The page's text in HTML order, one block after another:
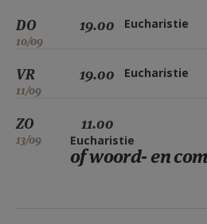
DO
10/09
19.00 Eucharistie
VR
11/09
19.00 Eucharistie
ZO
13/09
11.00
Eucharistie
of woord- en